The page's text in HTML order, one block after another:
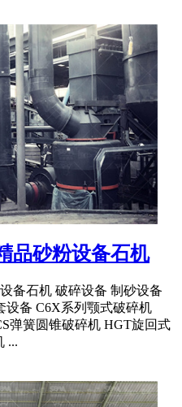
品砂粉设备石机
备石机 破碎设备 制砂设备
设备 C6X系列颚式破碎机
弹簧圆锥破碎机 HGT旋回式
...